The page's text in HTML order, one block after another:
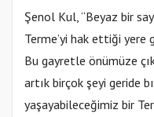
Şenol Kul, “Beyaz bir
Terme’yi hak ettiği yere
Bu gayretle önümüze
artık birçok şeyi geride
yaşayabileceğimiz bir